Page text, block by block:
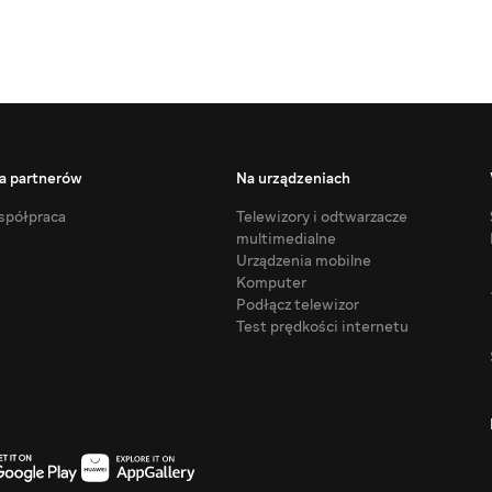
partnerów
Na urządzeniach
Telewizory i odtwarzacze
multimedialne
Urządzenia mobilne
Komputer
Podłącz telewizor
Test prędkości internetu